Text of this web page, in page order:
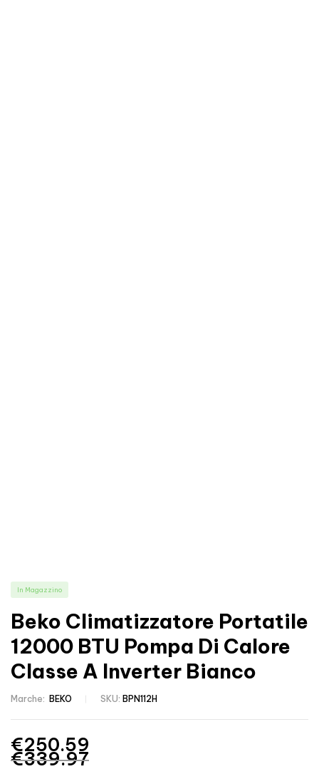
In Magazzino
Beko Climatizzatore Portatile
12000 BTU Pompa Di Calore
Classe A Inverter Bianco
Marche: BEKO SKU: BPN112H
€339.97
€250.59